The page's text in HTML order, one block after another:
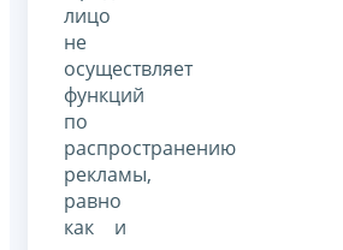
лицо
не
осуществляет
функций
по
распространению
рекламы,
равно
как и